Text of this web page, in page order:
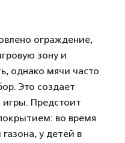
ограждение,
зону и
однако мячи часто
Это создает
игры. Предстоит
во время
у детей в